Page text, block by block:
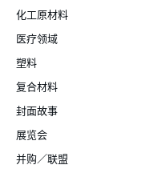
化工原材料
医疗领域
塑料
复合材料
封面故事
展览会
并购／联盟